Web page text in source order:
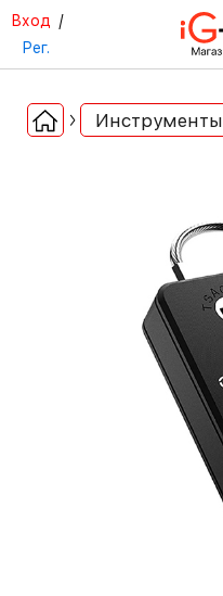
Вход /
Рег.
Инструменты